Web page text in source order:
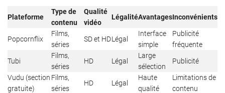
Plateforme
Type de
contenu
Qualité
vidéo
LégalitéAvantagesInconvénients
Popcornflix
Films,
séries
SD et HDLégal
Interface
simple
Publicité
fréquente
Tubi
Films,
séries
HD Légal
Large
sélection
Publicité
Vudu (section
gratuite)
Films,
séries
HD Légal
Haute
qualité
Limitations de
contenu